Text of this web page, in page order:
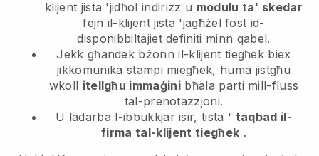
klijent jista 'jidħol indirizz u modulu ta' skedar
fejn il-klijent jista 'jagħżel fost id-
disponibbiltajiet definiti minn qabel.
Jekk għandek bżonn il-klijent tiegħek biex
jikkomunika stampi miegħek, huma jistgħu
wkoll itellgħu immaġini bħala parti mill-fluss
tal-prenotazzjoni.
U ladarba l-ibbukkjar isir, tista ' taqbad il-
firma tal-klijent tiegħek .